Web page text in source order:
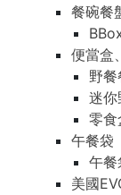
餐碗餐
便當盒
野餐
迷你
零食
午餐袋
午餐
美國